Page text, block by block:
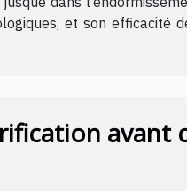
et son efficacité
avant